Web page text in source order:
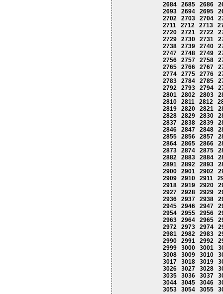
2684
2685 2686
2693
2694 2695
2702
2703 2704
2711
2712 2713
2720
2721 2722
2729
2730 2731
2738
2739 2740
2747
2748 2749
2756
2757 2758
2765
2766 2767
2774
2775 2776
2783
2784 2785
2792
2793 2794
2801
2802 2803
2810
2811 2812
2819
2820 2821
2828
2829 2830
2837
2838 2839
2846
2847 2848
2855
2856 2857
2864
2865 2866
2873
2874 2875
2882
2883 2884
2891
2892 2893
2900
2901 2902
2909
2910 2911
2918
2919 2920
2927
2928 2929
2936
2937 2938
2945
2946 2947
2954
2955 2956
2963
2964 2965
2972
2973 2974
2981
2982 2983
2990
2991 2992
2999
3000 3001
3008
3009 3010
3017
3018 3019
3026
3027 3028
3035
3036 3037
3044
3045 3046
3053
3054 3055